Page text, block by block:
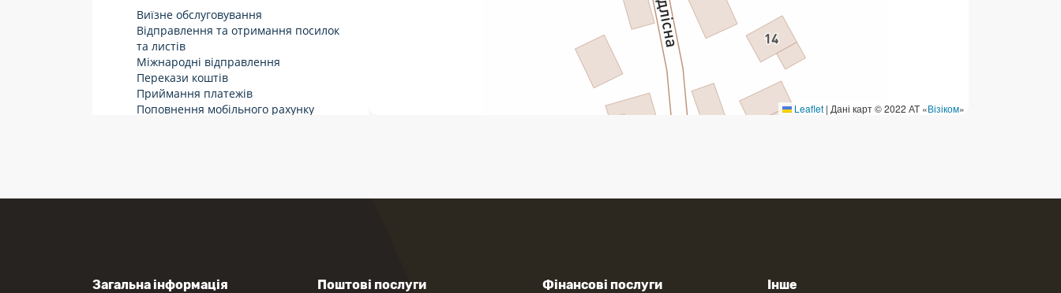
Виїзне обслуговування
Відправлення та отримання посилок
та листів
Міжнародні відправлення
Перекази коштів
Приймання платежів
Поповнення мобільного рахунку
Leaflet | Дані карт © 2022 АТ «Візіком»
Загальна інформація Поштові послуги Фінансові послуги Інше